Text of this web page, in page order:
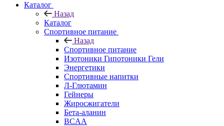
Каталог
Назад
Каталог
Спортивное питание
Назад
Спортивное питание
Изотоники Гипотоники Гели
Энергетики
Спортивные напитки
Л-Глютамин
Гейнеры
Жиросжигатели
Бета-аланин
BCAA